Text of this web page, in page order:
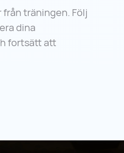
träningen. Följ
dina
fortsätt att